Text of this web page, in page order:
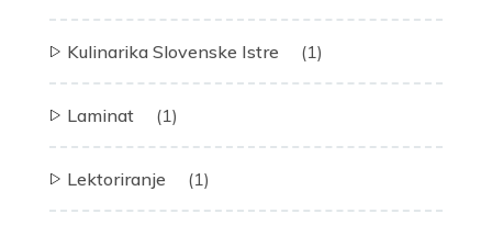
Kulinarika Slovenske Istre (1)
Laminat (1)
Lektoriranje (1)